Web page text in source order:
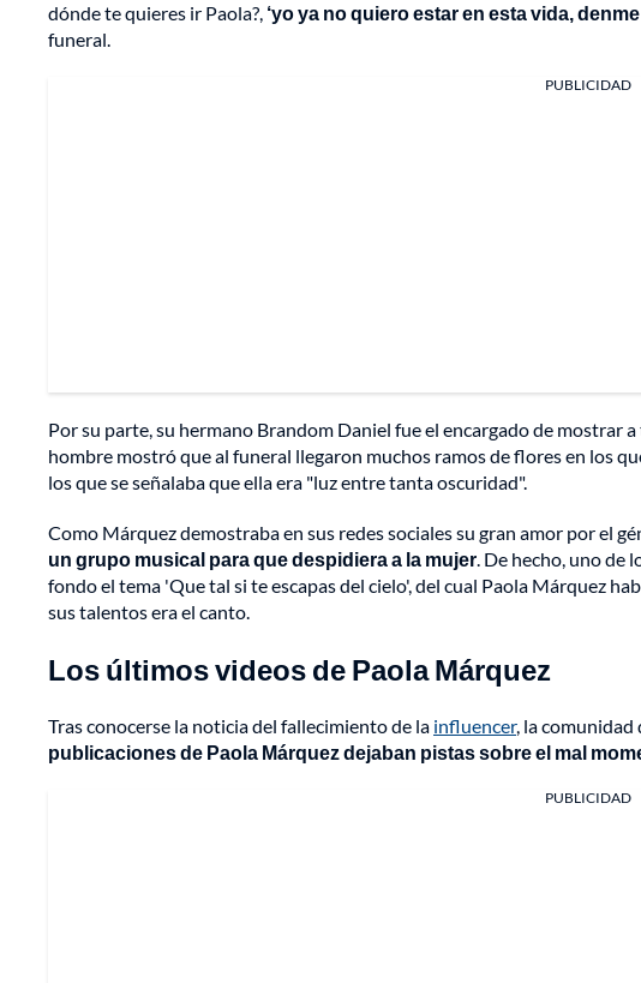
dónde te quieres ir Paola?, ‘yo ya no quiero estar en esta vida,
funeral.
PUBLICIDAD
Por su parte, su hermano Brandom Daniel fue el encargado de mostrar
hombre mostró que al funeral llegaron muchos ramos de flores en los
los que se señalaba que ella era "luz entre tanta oscuridad".
Como Márquez demostraba en sus redes sociales su gran amor por el
un grupo musical para que despidiera a la mujer. De hecho, uno de
fondo el tema 'Que tal si te escapas del cielo', del cual Paola Márquez
sus talentos era el canto.
Los últimos videos de Paola Márquez
Tras conocerse la noticia del fallecimiento de la influencer, la
publicaciones de Paola Márquez dejaban pistas sobre el mal
PUBLICIDAD